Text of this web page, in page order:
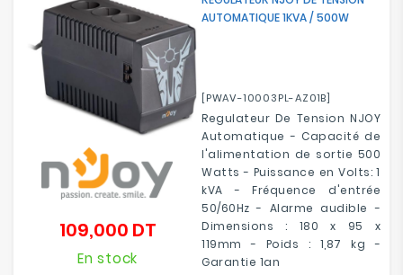
Bureautique
Réseau
Mobilités
AUTOMATIQUE 1KVA / 500W
[PWAV-10003PL-AZ01B]
Regulateur De Tension NJOY
Automatique - Capacité de
l'alimentation de sortie 500
Watts - Puissance en Volts: 1
kVA - Fréquence d'entrée
50/60Hz - Alarme audible -
Dimensions : 180 x 95 x
119mm - Poids : 1,87 kg -
Garantie 1an
109,000 DTPrix
En stock